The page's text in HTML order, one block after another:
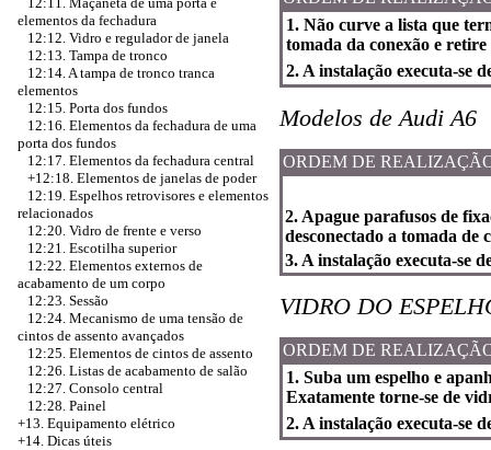
elementos da fechadura
12:12. Vidro e regulador de janela
12:13. Tampa de tronco
12:14. A tampa de tronco tranca
elementos
12:15. Porta dos fundos
12:16. Elementos da fechadura de uma
porta dos fundos
12:17. Elementos da fechadura central
+12:18. Elementos de janelas de poder
12:19. Espelhos retrovisores e elementos
relacionados
12:20. Vidro de frente e verso
12:21. Escotilha superior
12:22. Elementos externos de
acabamento de um corpo
12:23. Sessão
12:24. Mecanismo de uma tensão de
cintos de assento avançados
12:25. Elementos de cintos de assento
12:26. Listas de acabamento de salão
12:27. Consolo central
12:28. Painel
+13. Equipamento elétrico
+14. Dicas úteis
1. Não curve a lista que
tomada da conexão e retire
2. A instalação executa-se
Modelos de Audi A6
ORDEM DE
2. Apague parafusos de
desconectado a tomada de
3. A instalação executa-se
VIDRO DO
ORDEM DE
1. Suba um espelho e
Exatamente torne-se de
2. A instalação executa-se